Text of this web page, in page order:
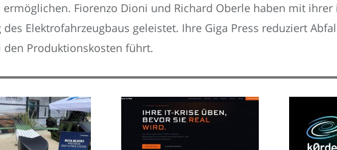
Fiorenzo Dioni und Richard Oberle haben mit
Elektrofahrzeugbaus geleistet. Ihre Giga Press reduziert
den Produktionskosten führt.